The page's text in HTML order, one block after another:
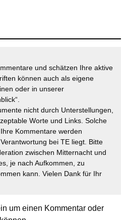
und schätzen Ihre aktive
können auch als eigene
oder in unserer
nicht durch Unterstellungen,
Worte und Links. Solche
Kommentare werden
bei TE liegt. Bitte
zwischen Mitternacht und
je nach Aufkommen, zu
kann. Vielen Dank für Ihr
um einen Kommentar oder